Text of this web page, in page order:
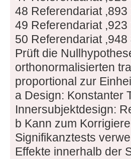
48 Referendariat
49 Referendariat
50 Referendariat
Prüft die
orthonormalisierten
proportional zur
a Design: Konstanter
Innersubjektdesign:
b Kann zum
Signifikanztests
Effekte innerhalb der